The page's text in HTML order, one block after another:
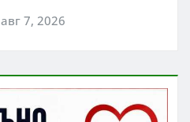
авг 7, 2026